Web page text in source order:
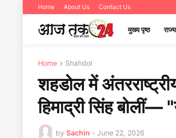
Home About Us Contact Us
मुख्य पृष्ठ राज्य
Home Shahdol
शहडोल में
हिमाद्री सिंह बोलीं—
by Sachin - June 22, 2026